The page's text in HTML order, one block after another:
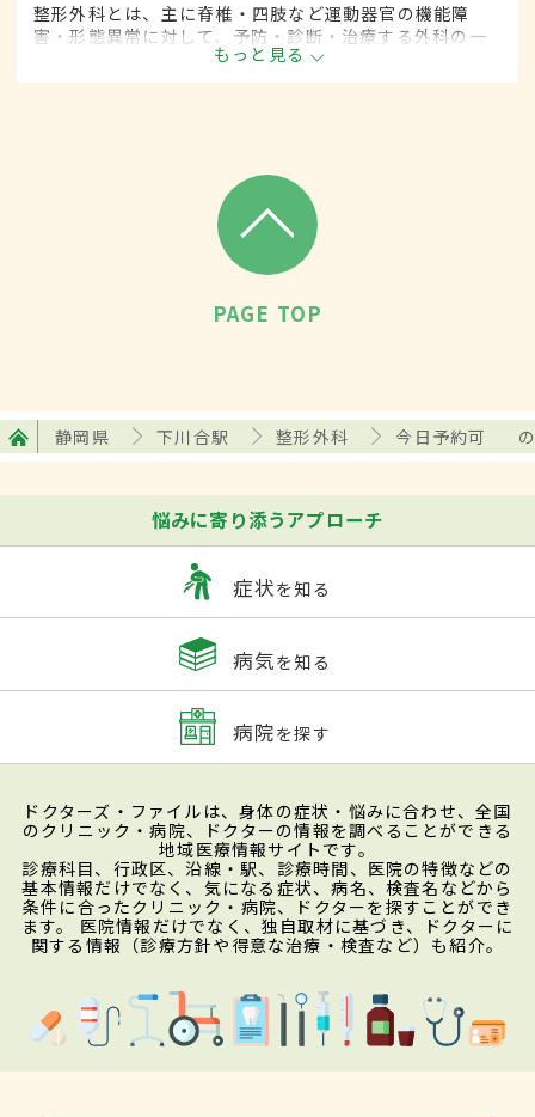
整形外科とは、主に脊椎・四肢など運動器官の機能障
害・形態異常に対して、予防・診断・治療する外科の一
もっと見る
PAGE TOP
静岡県 下川合駅 整形外科 今日予約可
悩みに寄り添うアプローチ
症状を知る
病気を知る
病院を探す
ドクターズ・ファイルは、身体の症状・悩みに合わせ、全国
のクリニック・病院、ドクターの情報を調べることができる
地域医療情報サイトです。
診療科目、行政区、沿線・駅、診療時間、医院の特徴などの
基本情報だけでなく、気になる症状、病名、検査名などから
条件に合ったクリニック・病院、ドクターを探すことができ
ます。 医院情報だけでなく、独自取材に基づき、ドクターに
関する情報（診療方針や得意な治療・検査など）も紹介。